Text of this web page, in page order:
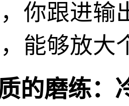
你跟进输
能够放大
的磨练：